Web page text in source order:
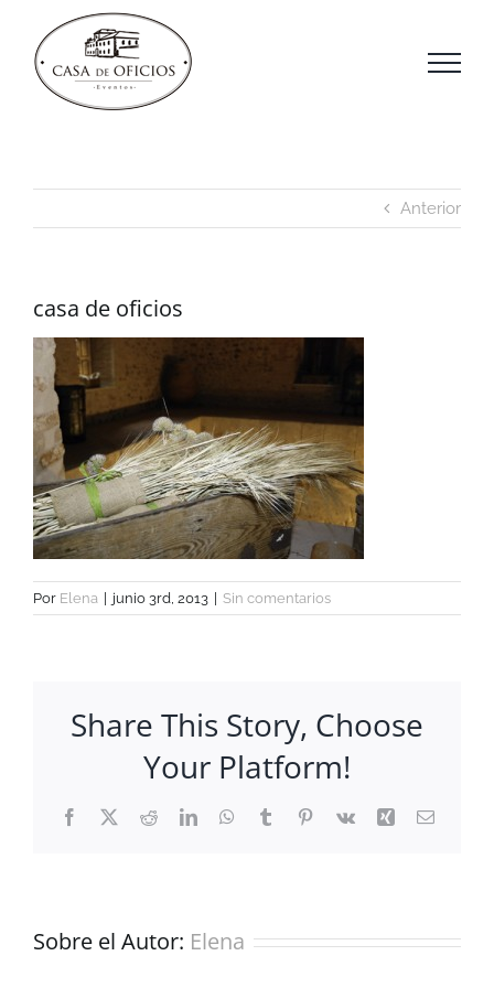
contenido
Anterior
casa de oficios
Por Elena junio 3rd, 2013 Sin comentarios
Share This Story, Choose
Your Platform!
Facebook
X RedditLinkedInWhatsApp
TumblrPinterest
Vk Xing Correo
Sobre el Autor: Elena